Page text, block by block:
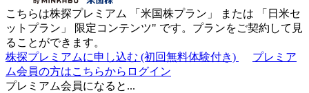
こちらは株探プレミアム 「 米国株プラン 」 または 「 日米セ
ットプラン 」 限定コンテンツ" です。プランをご契約して見
ることができます。
株探プレミアムに申し込む (初回無料体験付き)
プレミア
ム会員の方はこちらからログイン
プレミアム会員になると...